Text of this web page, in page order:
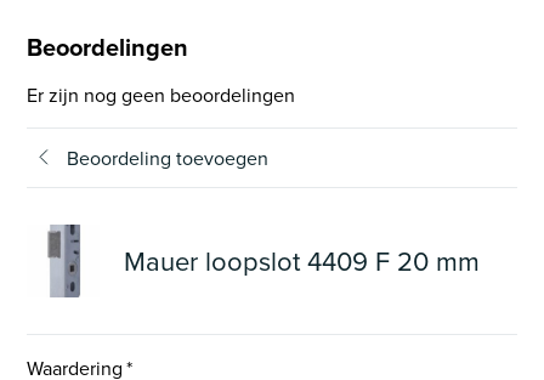
Beoordelingen
Er zijn nog geen beoordelingen
Beoordeling toevoegen
Mauer loopslot 4409 F 20 mm
Waardering *